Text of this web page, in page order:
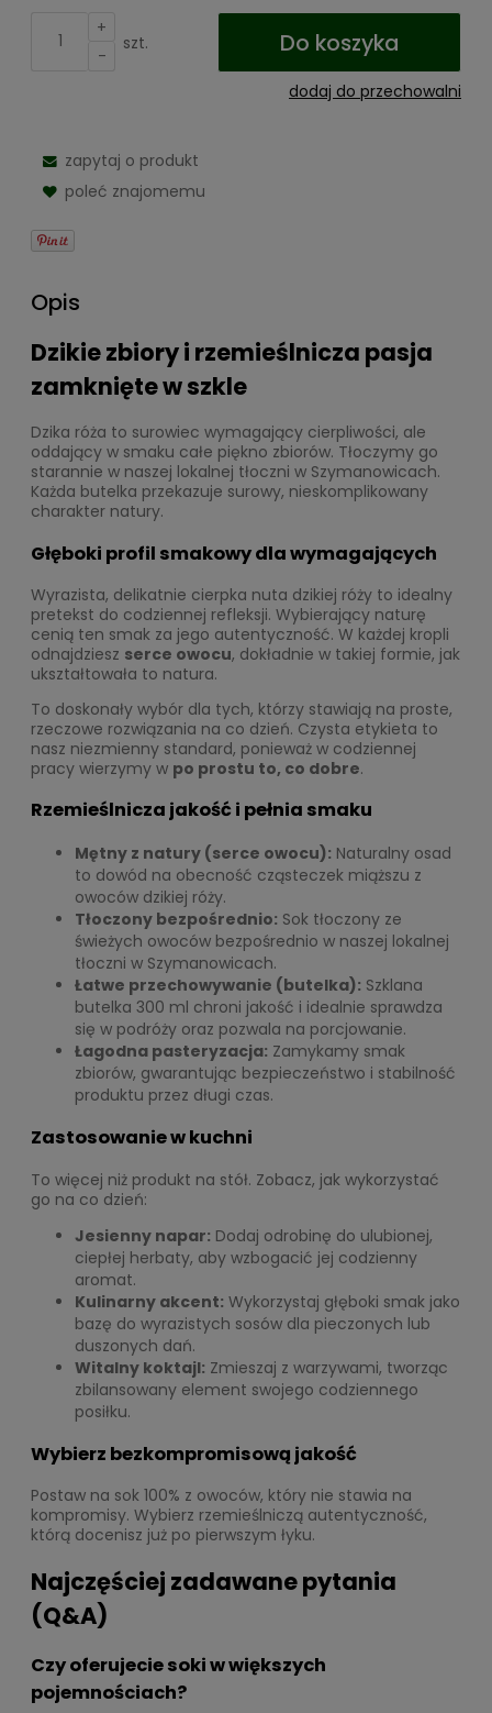
+
-
szt. Do koszyka
dodaj do przechowalni
zapytaj o produkt
poleć znajomemu
Opis
Dzikie zbiory i rzemieślnicza pasja
zamknięte w szkle
Dzika róża to surowiec wymagający cierpliwości, ale
oddający w smaku całe piękno zbiorów. Tłoczymy go
starannie w naszej lokalnej tłoczni w Szymanowicach.
Każda butelka przekazuje surowy, nieskomplikowany
charakter natury.
Głęboki profil smakowy dla wymagających
Wyrazista, delikatnie cierpka nuta dzikiej róży to idealny
pretekst do codziennej refleksji. Wybierający naturę
cenią ten smak za jego autentyczność. W każdej kropli
odnajdziesz serce owocu, dokładnie w takiej formie, jak
ukształtowała to natura.
To doskonały wybór dla tych, którzy stawiają na proste,
rzeczowe rozwiązania na co dzień. Czysta etykieta to
nasz niezmienny standard, ponieważ w codziennej
pracy wierzymy w po prostu to, co dobre.
Rzemieślnicza jakość i pełnia smaku
Mętny z natury (serce owocu): Naturalny osad
to dowód na obecność cząsteczek miąższu z
owoców dzikiej róży.
Tłoczony bezpośrednio: Sok tłoczony ze
świeżych owoców bezpośrednio w naszej lokalnej
tłoczni w Szymanowicach.
Łatwe przechowywanie (butelka): Szklana
butelka 300 ml chroni jakość i idealnie sprawdza
się w podróży oraz pozwala na porcjowanie.
Łagodna pasteryzacja: Zamykamy smak
zbiorów, gwarantując bezpieczeństwo i stabilność
produktu przez długi czas.
Zastosowanie w kuchni
To więcej niż produkt na stół. Zobacz, jak wykorzystać
go na co dzień:
Jesienny napar: Dodaj odrobinę do ulubionej,
ciepłej herbaty, aby wzbogacić jej codzienny
aromat.
Kulinarny akcent: Wykorzystaj głęboki smak jako
bazę do wyrazistych sosów dla pieczonych lub
duszonych dań.
Witalny koktajl: Zmieszaj z warzywami, tworząc
zbilansowany element swojego codziennego
posiłku.
Wybierz bezkompromisową jakość
Postaw na sok 100% z owoców, który nie stawia na
kompromisy. Wybierz rzemieślniczą autentyczność,
którą docenisz już po pierwszym łyku.
Najczęściej zadawane pytania
(Q&A)
Czy oferujecie soki w większych
pojemnościach?